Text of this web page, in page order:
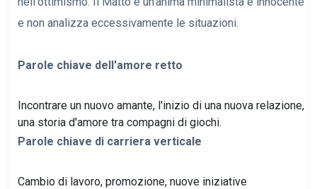
e non analizza eccessivamente le situazioni.
Parole chiave dell'amore retto
Incontrare un nuovo amante, l'inizio di una nuova relazione,
una storia d'amore tra compagni di giochi.
Parole chiave di carriera verticale
Cambio di lavoro, promozione, nuove iniziative